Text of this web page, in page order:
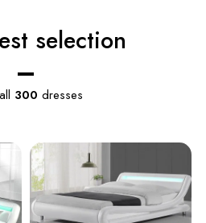
selection
300 dresses